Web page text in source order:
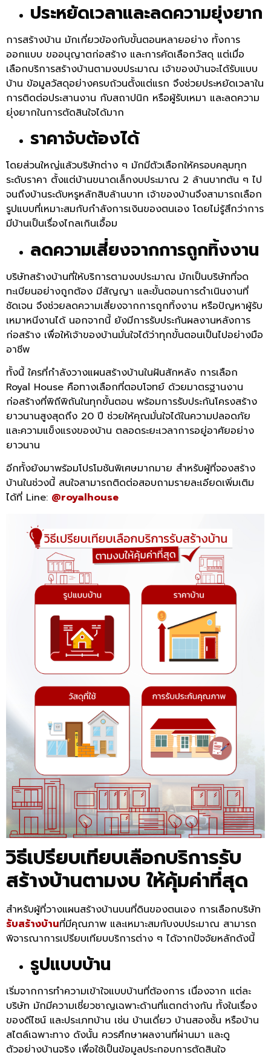
ประหยัดเวลาและลดความยุ่งยาก
การสร้างบ้าน มักเกี่ยวข้องกับขั้นตอนหลายอย่าง ทั้งการ
ออกแบบ ขออนุญาตก่อสร้าง และการคัดเลือกวัสดุ แต่เมื่อ
เลือกบริการสร้างบ้านตามงบประมาณ เจ้าของบ้านจะได้รับแบบ
บ้าน ข้อมูลวัสดุอย่างครบถ้วนตั้งแต่แรก จึงช่วยประหยัดเวลาใน
การติดต่อประสานงาน กับสถาปนิก หรือผู้รับเหมา และลดความ
ยุ่งยากในการตัดสินใจได้มาก
ราคาจับต้องได้
โดยส่วนใหญ่แล้วบริษัทต่าง ๆ มักมีตัวเลือกให้ครอบคลุมทุก
ระดับราคา ตั้งแต่บ้านขนาดเล็กงบประมาณ 2 ล้านบาทต้น ๆ ไป
จนถึงบ้านระดับหรูหลักสิบล้านบาท เจ้าของบ้านจึงสามารถเลือก
รูปแบบที่เหมาะสมกับกำลังการเงินของตนเอง โดยไม่รู้สึกว่าการ
มีบ้านเป็นเรื่องไกลเกินเอื้อม
ลดความเสี่ยงจากการถูกทิ้งงาน
บริษัทสร้างบ้านที่ให้บริการตามงบประมาณ มักเป็นบริษัทที่จด
ทะเบียนอย่างถูกต้อง มีสัญญา และขั้นตอนการดำเนินงานที่
ชัดเจน จึงช่วยลดความเสี่ยงจากการถูกทิ้งงาน หรือปัญหาผู้รับ
เหมาหนีงานได้ นอกจากนี้ ยังมีการรับประกันผลงานหลังการ
ก่อสร้าง เพื่อให้เจ้าของบ้านมั่นใจได้ว่าทุกขั้นตอนเป็นไปอย่างมือ
อาชีพ
ทั้งนี้ ใครที่กำลังวางแผนสร้างบ้านในฝันสักหลัง การเลือก
Royal House คือทางเลือกที่ตอบโจทย์ ด้วยมาตรฐานงาน
ก่อสร้างที่พิถีพิถันในทุกขั้นตอน พร้อมการรับประกันโครงสร้าง
ยาวนานสูงสุดถึง 20 ปี ช่วยให้คุณมั่นใจได้ในความปลอดภัย
และความแข็งแรงของบ้าน ตลอดระยะเวลาการอยู่อาศัยอย่าง
ยาวนาน
อีกทั้งยังมาพร้อมโปรโมชันพิเศษมากมาย สำหรับผู้ที่จองสร้าง
บ้านในช่วงนี้ สนใจสามารถติดต่อสอบถามรายละเอียดเพิ่มเติม
ได้ที่ Line: @royalhouse
วิธีเปรียบเทียบเลือกบริการรับ
สร้างบ้านตามงบ ให้คุ้มค่าที่สุด
สำหรับผู้ที่วางแผนสร้างบ้านบนที่ดินของตนเอง การเลือกบริษัท
รับสร้างบ้านที่มีคุณภาพ และเหมาะสมกับงบประมาณ สามารถ
พิจารณาการเปรียบเทียบบริการต่าง ๆ ได้จากปัจจัยหลักดังนี้
รูปแบบบ้าน
เริ่มจากการทำความเข้าใจแบบบ้านที่ต้องการ เนื่องจาก แต่ละ
บริษัท มักมีความเชี่ยวชาญเฉพาะด้านที่แตกต่างกัน ทั้งในเรื่อง
ของดีไซน์ และประเภทบ้าน เช่น บ้านเดี่ยว บ้านสองชั้น หรือบ้าน
สไตล์เฉพาะทาง ดังนั้น ควรศึกษาผลงานที่ผ่านมา และดู
ตัวอย่างบ้านจริง เพื่อใช้เป็นข้อมูลประกอบการตัดสินใจ